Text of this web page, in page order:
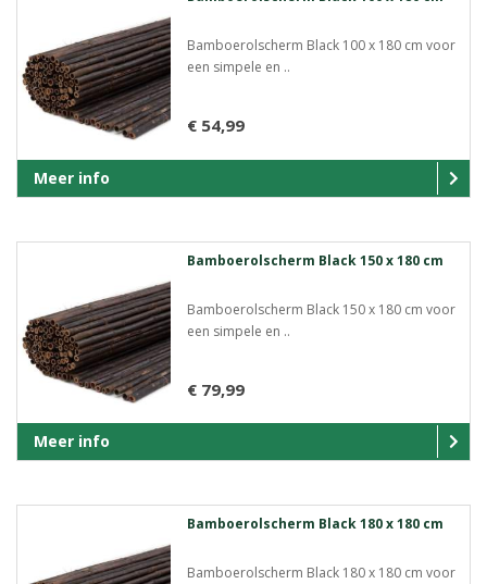
Bamboerolscherm Black 100 x 180 cm voor
een simpele en ..
€ 54,99
Meer info
Bamboerolscherm Black 150 x 180 cm
Bamboerolscherm Black 150 x 180 cm voor
een simpele en ..
€ 79,99
Meer info
Bamboerolscherm Black 180 x 180 cm
Bamboerolscherm Black 180 x 180 cm voor